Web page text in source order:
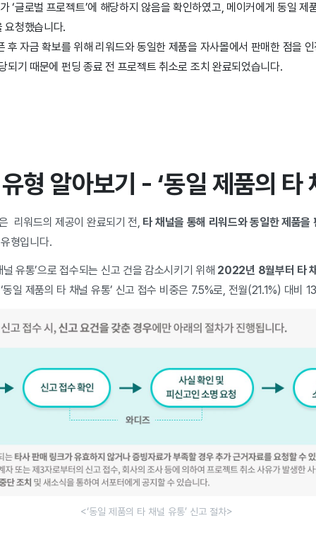
‘글로벌 프로젝트’에 해당하지 않음을 확인하였고, 메이커에게 동일 제
요청했습니다.
후 자금 확보를 위해 리워드와 동일한 제품을 자사몰에서 판매한 점을
되기 때문에 펀딩 종료 전 프로젝트 취소로 조치 완료되었습니다.
형 알아보기 - ‘동일 제품의 타
리워드의 제공이 완료되기 전, 타 채널을 통해 리워드와 동일한 제품을
형입니다.
유통’으로 접수되는 신고 건을 감소시키기 위해 2022년 8월부터 타
일 제품의 타 채널 유통’ 신고 접수 비중은 7.5%로, 전월(21.1%) 대비
<‘동일 제품의 타 채널 유통’ 신고 절차>